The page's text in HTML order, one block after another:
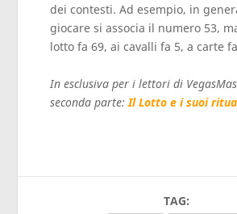
dei contesti. Ad esempio, in
giocare si associa il numero 53,
lotto fa 69, ai cavalli fa 5, a carte
In esclusiva peri lettori di
seconda parte:Il Lotto e i suoi
TAG: